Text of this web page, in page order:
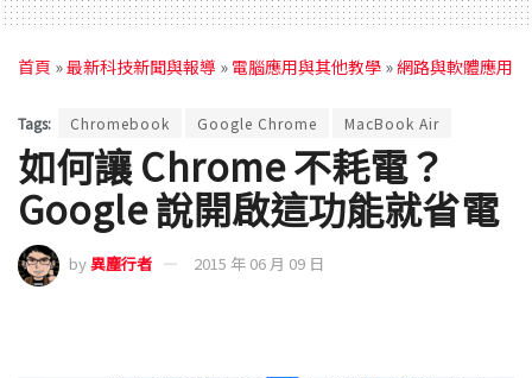
首頁 »最新科技新聞與報導 » 電腦應用與其他教學 » 網路與軟體應用
Tags: Chromebook Google Chrome MacBook Air
如何讓 Chrome 不耗電？
Google 說開啟這功能就省電
by異塵行者 2015 年 06 月 09 日